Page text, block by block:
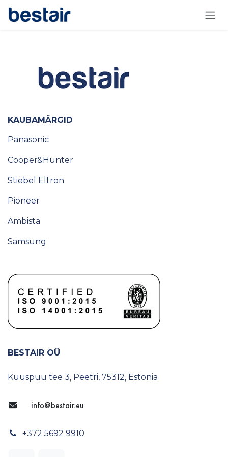
Skip to Content
KAUBAMÄRGID
Panasonic
Cooper&Hunter
Stiebel Eltron
Pioneer
Ambista
Samsung
BESTAIR OÜ
Kuuspuu tee 3, Peetri, 75312, Estonia
info@​bestair.eu
+372 5692 9910